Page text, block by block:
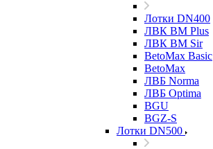
Лотки DN400
ЛВК ВМ Plus
ЛВК ВМ Sir
BetoMax Basic
BetoMax
ЛВБ Norma
ЛВБ Optima
BGU
BGZ-S
Лотки DN500